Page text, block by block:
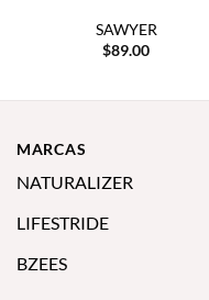
SAWYER
$89.00
MARCAS
NATURALIZER
LIFESTRIDE
BZEES